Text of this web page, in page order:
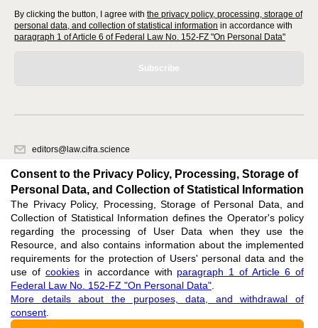
By clicking the button, I agree with the privacy policy, processing, storage of
personal data, and collection of statistical information in accordance with
paragraph 1 of Article 6 of Federal Law No. 152-FZ "On Personal Data"
Subscribe
editors@law.cifra.science
620066, Sverdlovsk region, Yekaterinburg, st. Akademicheskaya, 11A,
office 1.
Feedback
Support editors@law.cifra.science
ISSN 3034-1574 (ONLINE),
Consent to the Privacy Policy, Processing, Storage of
Personal Data, and Collection of Statistical Information
The Privacy Policy, Processing, Storage of Personal Data, and
Collection of Statistical Information defines the Operator's policy
regarding the processing of User Data when they use the
Resource, and also contains information about the implemented
requirements for the protection of Users' personal data and the
use of cookiesin accordance with paragraph 1 of Article 6 of
Federal Law No. 152-FZ "On Personal Data"
More details about the purposes, data, and withdrawal of
consent